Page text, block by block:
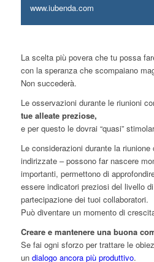
www.iubenda.com
La scelta più povera che tu possa
con la speranza che scompaiano
Non succederà.
Le osservazioni durante le riunioni
tue alleate preziose,
e per questo le dovrai “quasi”
Le considerazioni durante la
indirizzate – possono far nascere
importanti, permettono di
essere indicatori preziosi del livello
partecipazione dei tuoi collaboratori.
Può diventare un momento di
Creare e mantenere una buona
Se fai ogni sforzo per trattare le
un dialogo ancora più produttivo.